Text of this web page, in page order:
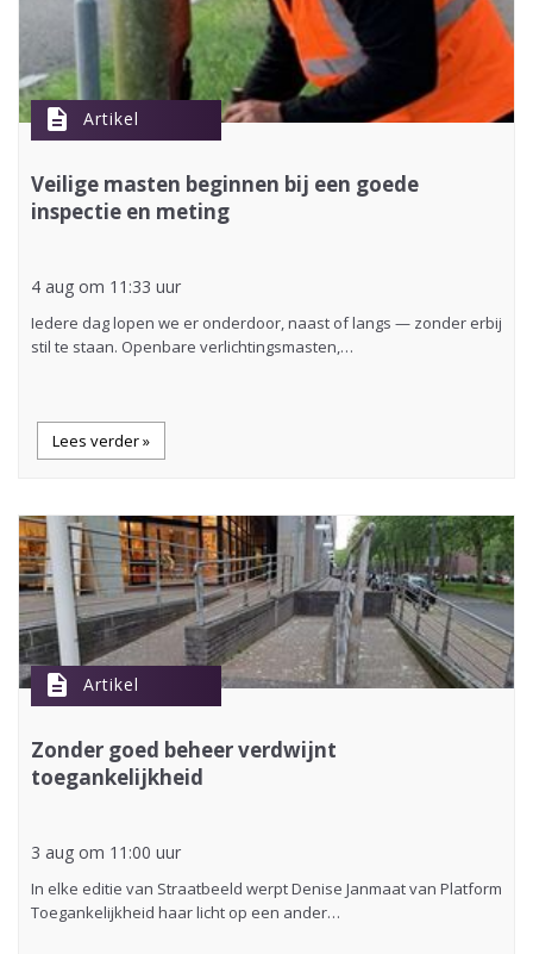
description Artikel
Veilige masten beginnen bij een goede
inspectie en meting
4 aug om 11:33 uur
Iedere dag lopen we er onderdoor, naast of langs — zonder erbij
stil te staan. Openbare verlichtingsmasten,…
Lees verder »
description Artikel
Zonder goed beheer verdwijnt
toegankelijkheid
3 aug om 11:00 uur
In elke editie van Straatbeeld werpt Denise Janmaat van Platform
Toegankelijkheid haar licht op een ander…